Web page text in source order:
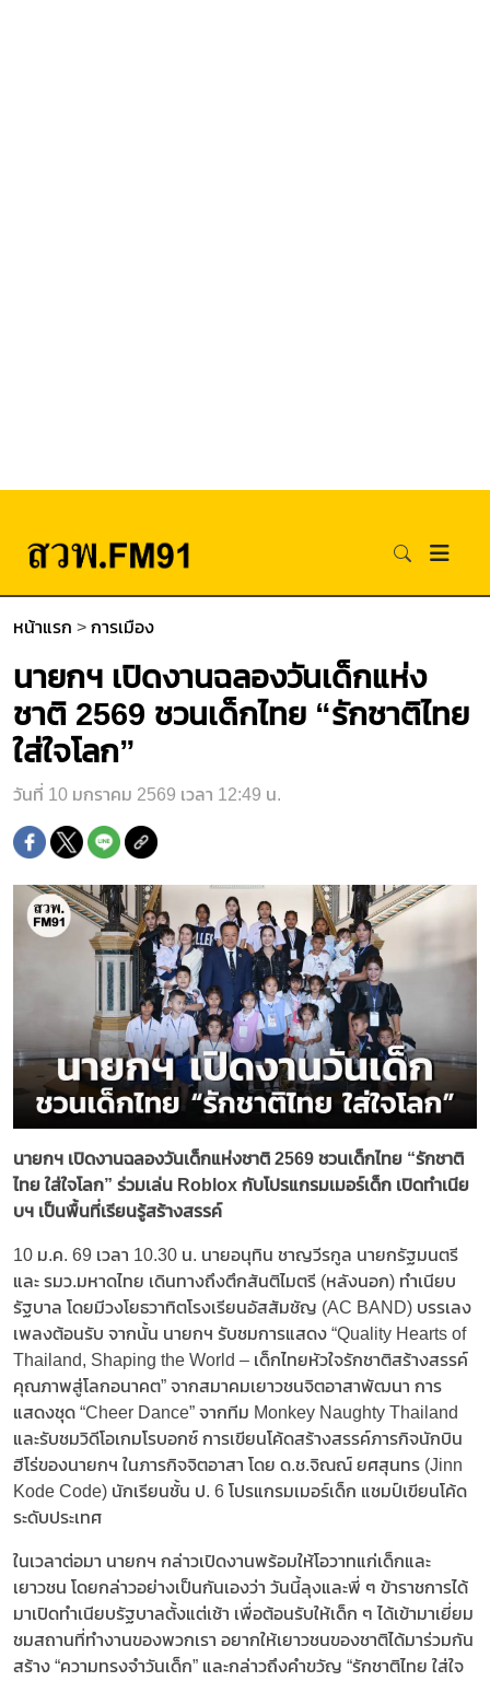
หน้าแรก > การเมือง
นายกฯ เปิดงานฉลองวันเด็กแห่ง
ชาติ 2569 ชวนเด็กไทย “รักชาติไทย
ใส่ใจโลก”
วันที่ 10 มกราคม 2569 เวลา 12:49 น.
นายกฯ เปิดงานฉลองวันเด็กแห่งชาติ 2569 ชวนเด็กไทย “รักชาติ
ไทย ใส่ใจโลก” ร่วมเล่น Roblox กับโปรแกรมเมอร์เด็ก เปิดทำเนีย
บฯ เป็นพื้นที่เรียนรู้สร้างสรรค์
10 ม.ค. 69 เวลา 10.30 น. นายอนุทิน ชาญวีรกูล นายกรัฐมนตรี
และ รมว.มหาดไทย เดินทางถึงตึกสันติไมตรี (หลังนอก) ทำเนียบ
รัฐบาล โดยมีวงโยธวาทิตโรงเรียนอัสสัมชัญ (AC BAND) บรรเลง
เพลงต้อนรับ จากนั้น นายกฯ รับชมการแสดง “Quality Hearts of
Thailand, Shaping the World – เด็กไทยหัวใจรักชาติสร้างสรรค์
คุณภาพสู่โลกอนาคต” จากสมาคมเยาวชนจิตอาสาพัฒนา การ
แสดงชุด “Cheer Dance” จากทีม Monkey Naughty Thailand
และรับชมวิดีโอเกมโรบอกซ์ การเขียนโค้ดสร้างสรรค์ภารกิจนักบิน
ฮีโร่ของนายกฯ ในภารกิจจิตอาสา โดย ด.ช.จิณณ์ ยศสุนทร (Jinn
Kode Code) นักเรียนชั้น ป. 6 โปรแกรมเมอร์เด็ก แชมป์เขียนโค้ด
ระดับประเทศ
ในเวลาต่อมา นายกฯ กล่าวเปิดงานพร้อมให้โอวาทแก่เด็กและ
เยาวชน โดยกล่าวอย่างเป็นกันเองว่า วันนี้ลุงและพี่ ๆ ข้าราชการได้
มาเปิดทำเนียบรัฐบาลตั้งแต่เช้า เพื่อต้อนรับให้เด็ก ๆ ได้เข้ามาเยี่ยม
ชมสถานที่ทำงานของพวกเรา อยากให้เยาวชนของชาติได้มาร่วมกัน
สร้าง “ความทรงจำวันเด็ก” และกล่าวถึงคำขวัญ “รักชาติไทย ใส่ใจ